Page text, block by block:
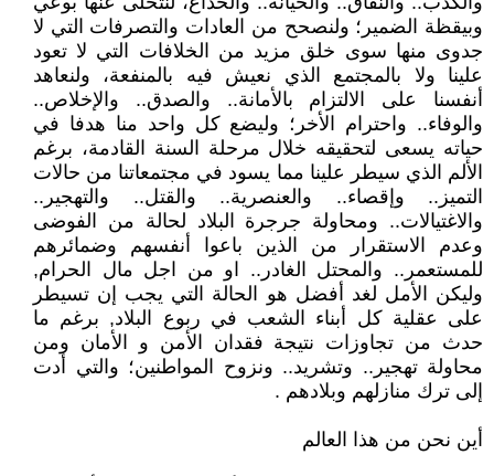
وبيقظة الضمير؛ ولنصحح من العادات والتصرفات التي لا
جدوى منها سوى خلق مزيد من الخلافات التي لا تعود
علينا ولا بالمجتمع الذي نعيش فيه بالمنفعة، ولنعاهد
أنفسنا على الالتزام بالأمانة.. والصدق.. والإخلاص..
والوفاء.. واحترام الأخر؛ وليضع كل واحد منا هدفا في
حياته يسعى لتحقيقه خلال مرحلة السنة القادمة، برغم
الألم الذي سيطر علينا مما يسود في مجتمعاتنا من حالات
التميز.. وإقصاء.. والعنصرية.. والقتل.. والتهجير..
والاغتيالات.. ومحاولة جرجرة البلاد لحالة من الفوضى
وعدم الاستقرار من الذين باعوا أنفسهم وضمائرهم
للمستعمر.. والمحتل الغادر.. او من اجل مال الحرام,
وليكن الأمل لغد أفضل هو الحالة التي يجب إن تسيطر
على عقلية كل أبناء الشعب في ربوع البلاد, برغم ما
حدث من تجاوزات نتيجة فقدان الأمن و الأمان ومن
محاولة تهجير.. وتشريد.. ونزوح المواطنين؛ والتي أدت
إلى ترك منازلهم وبلادهم .
أين نحن من هذا العالم